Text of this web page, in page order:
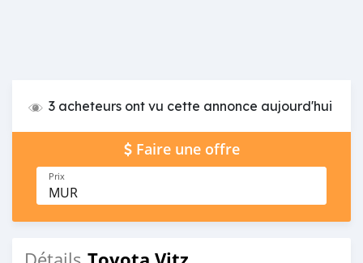
3 acheteurs ont vu cette annonce aujourd'hui
Faire une offre
Prix
MUR